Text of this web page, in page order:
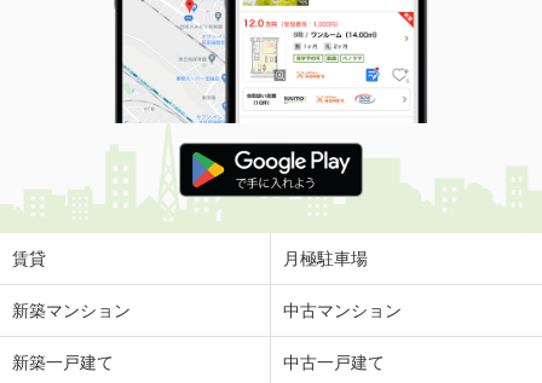
住 所
広島県広島市南区比治山町
専有面積 32.82m²
間取り
1LDK
広島県広島市中区河原町
価 格
6.80万円
住 所
広島県広島市中区河原町
専有面積
広島県広島市南区金屋町
賃貸 月極駐車場
新築マンション 中古マンション
新築一戸建て 中古一戸建て